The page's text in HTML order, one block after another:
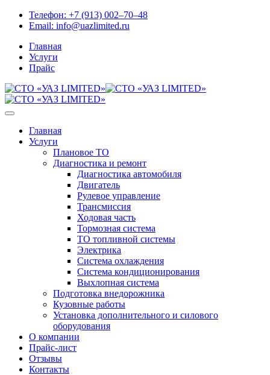
Skip
Телефон: +7 (913) 002‒70‒48
Email: info@uazlimited.ru
Главная
Услуги
Прайс
Главная
Услуги
Плановое ТО
Диагностика и ремонт
Диагностика автомобиля
Двигатель
Рулевое управление
Трансмиссия
Ходовая часть
Тормозная система
ТО топливной системы
Электрика
Система охлаждения
Система кондиционирования
Выхлопная система
Подготовка внедорожника
Кузовные работы
Установка дополнительного и силового
оборудования
О компании
Прайс-лист
Отзывы
Контакты